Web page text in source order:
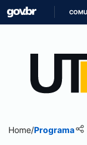
Home/Programa